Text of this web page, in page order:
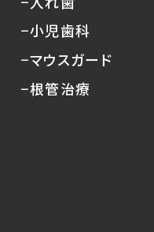
−小児歯科
−マウスガード
−根管治療